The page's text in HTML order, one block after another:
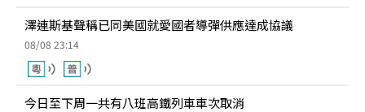
澤連斯基聲稱已同美國就愛國者導彈供應達成協議
08/08 23:14
今日至下周一共有八班高鐵列車車次取消